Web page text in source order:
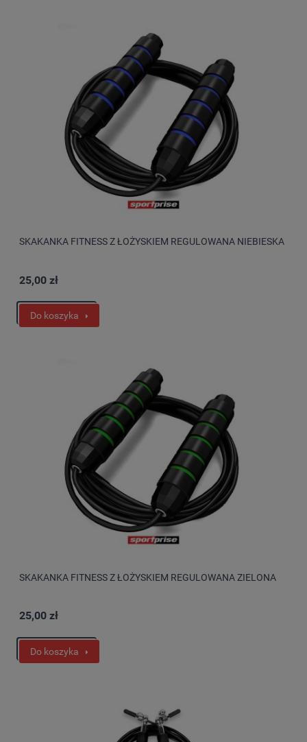
SKAKANKA FITNESS Z ŁOŻYSKIEM REGULOWANA NIEBIESKA
25,00 zł
Do koszyka
SKAKANKA FITNESS Z ŁOŻYSKIEM REGULOWANA ZIELONA
25,00 zł
Do koszyka